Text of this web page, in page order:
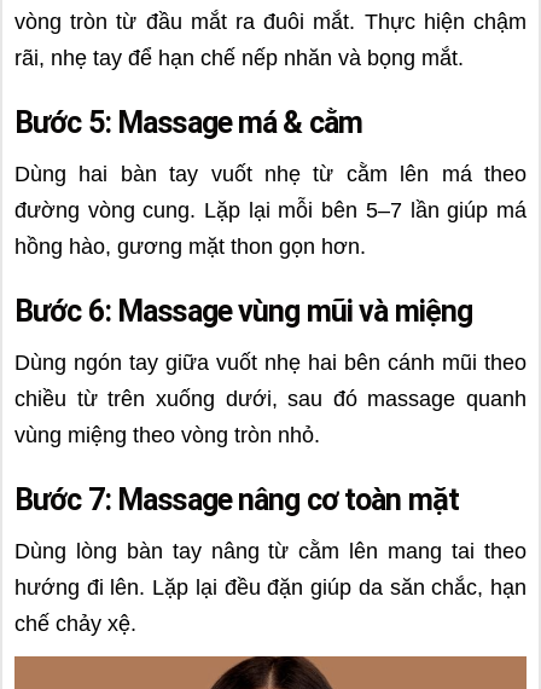
vòng tròn từ đầu mắt ra đuôi mắt. Thực hiện chậm
rãi, nhẹ tay để hạn chế nếp nhăn và bọng mắt.
Bước 5: Massage má & cằm
Dùng hai bàn tay vuốt nhẹ từ cằm lên má theo
đường vòng cung. Lặp lại mỗi bên 5–7 lần giúp má
hồng hào, gương mặt thon gọn hơn.
Bước 6: Massage vùng mũi và miệng
Dùng ngón tay giữa vuốt nhẹ hai bên cánh mũi theo
chiều từ trên xuống dưới, sau đó massage quanh
vùng miệng theo vòng tròn nhỏ.
Bước 7: Massage nâng cơ toàn mặt
Dùng lòng bàn tay nâng từ cằm lên mang tai theo
hướng đi lên. Lặp lại đều đặn giúp da săn chắc, hạn
chế chảy xệ.